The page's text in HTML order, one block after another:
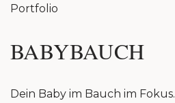
Portfolio
BABYBAUCH
Dein Baby im Bauch im Fokus.